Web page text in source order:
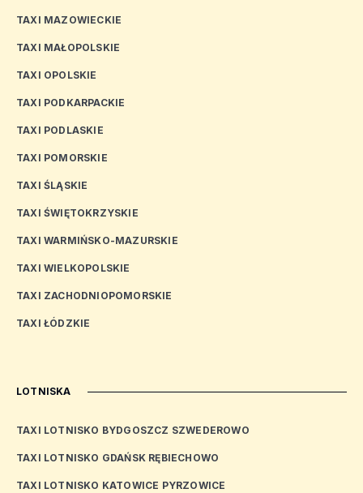
TAXI MAZOWIECKIE
TAXI MAŁOPOLSKIE
TAXI OPOLSKIE
TAXI PODKARPACKIE
TAXI PODLASKIE
TAXI POMORSKIE
TAXI ŚLĄSKIE
TAXI ŚWIĘTOKRZYSKIE
TAXI WARMIŃSKO-MAZURSKIE
TAXI WIELKOPOLSKIE
TAXI ZACHODNIOPOMORSKIE
TAXI ŁÓDZKIE
LOTNISKA
TAXI LOTNISKO BYDGOSZCZ SZWEDEROWO
TAXI LOTNISKO GDAŃSK RĘBIECHOWO
TAXI LOTNISKO KATOWICE PYRZOWICE